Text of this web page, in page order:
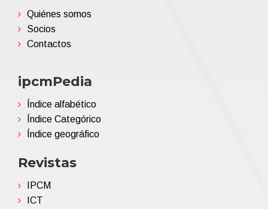
Quiénes somos
Socios
Contactos
ipcmPedia
Índice alfabético
Índice Categórico
Índice geográfico
Revistas
IPCM
ICT